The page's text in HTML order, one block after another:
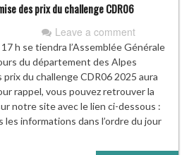
des prix du challenge CDR06
Leave a comment
h se tiendra l’Assemblée Générale
du département des Alpes
du challenge CDR06 2025 aura
rappel, vous pouvez retrouver la
notre site avec le lien ci-dessous :
informations dans l’ordre du jour